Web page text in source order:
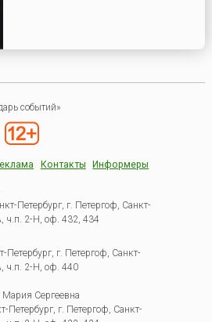
событий»
Контакты Информеры
Петербург, г. Петергоф, Санкт-
ч.п. 2-Н, оф. 432, 434
г. Петергоф, Санкт-
ч.п. 2-Н, оф. 440
Мария Сергеевна
Петербург, г. Петергоф, Санкт-